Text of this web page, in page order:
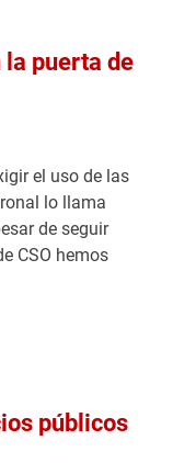
la puerta de
el uso de las
lo llama
de seguir
CSO hemos
públicos